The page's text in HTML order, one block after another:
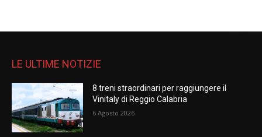
LE ULTIME NOTIZIE
8 treni straordinari per raggiungere il
Vinitaly di Reggio Calabria
6 Agosto 2026